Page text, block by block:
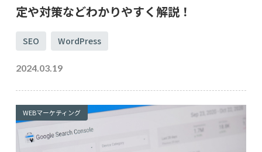
定や対策などわかりやすく解説！
SEO WordPress
2024.03.19
WEBマーケティング